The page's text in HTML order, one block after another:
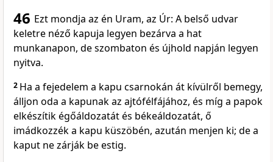
46 Ezt mondja az én Uram, az Úr: A belső udvar
keletre néző kapuja legyen bezárva a hat
munkanapon, de szombaton és újhold napján legyen
nyitva.
2 Ha a fejedelem a kapu csarnokán át kívülről bemegy,
álljon oda a kapunak az ajtófélfájához, és míg a papok
elkészítik égőáldozatát és békeáldozatát, ő
imádkozzék a kapu küszöbén, azután menjen ki; de a
kaput ne zárják be estig.